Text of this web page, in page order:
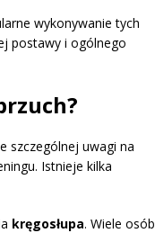
wykonywanie tych
postawy i ogólnego
szczególnej uwagi na
Istnieje kilka
kręgosłupa. Wiele osób